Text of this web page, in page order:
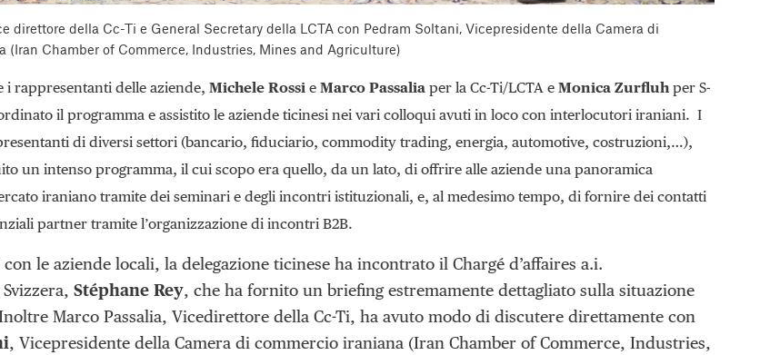
direttore della Cc-Ti e General Secretary della LCTA con Pedram Soltani, Vicepresidente della Camera di
(Iran Chamber of Commerce, Industries, Mines and Agriculture)
i rappresentanti delle aziende, Michele Rossi e Marco Passalia per la Cc-Ti/LCTA e Monica Zurfluhper S-
il programma e assistito le aziende ticinesi nei vari colloqui avuti in loco con interlocutori iraniani. I
di diversi settori (bancario, fiduciario, commodity trading, energia, automotive, costruzioni,…),
un intenso programma, il cui scopo era quello, da un lato, di offrire alle aziende una panoramica
iraniano tramite dei seminari e degli incontri istituzionali, e, al medesimo tempo, di fornire dei contatti
partner tramite l’organizzazione di incontri B2B.
le aziende locali, la delegazione ticinese ha incontrato il Chargé d’affaires a.i.
Stéphane Rey, che ha fornito un briefing estremamente dettagliato sulla situazione
Marco Passalia, Vicedirettore della Cc-Ti, ha avuto modo di discutere direttamente con
, Vicepresidente della Camera di commercio iraniana (Iran Chamber of Commerce, Industries,